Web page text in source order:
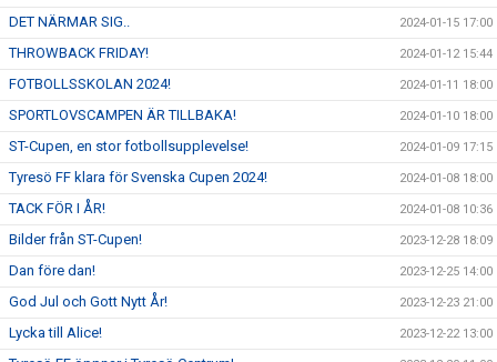
DET NÄRMAR SIG.. 2024-01-15 17:00
THROWBACK FRIDAY! 2024-01-12 15:44
FOTBOLLSSKOLAN 2024! 2024-01-11 18:00
SPORTLOVSCAMPEN ÄR TILLBAKA! 2024-01-10 18:00
ST-Cupen, en stor fotbollsupplevelse! 2024-01-09 17:15
Tyresö FF klara för Svenska Cupen 2024! 2024-01-08 18:00
TACK FÖR I ÅR! 2024-01-08 10:36
Bilder från ST-Cupen! 2023-12-28 18:09
Dan före dan! 2023-12-25 14:00
God Jul och Gott Nytt År! 2023-12-23 21:00
Lycka till Alice! 2023-12-22 13:00